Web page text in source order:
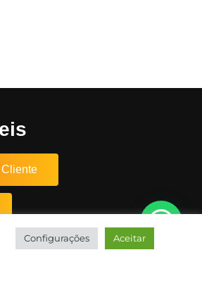
Cliente
Configurações Aceitar